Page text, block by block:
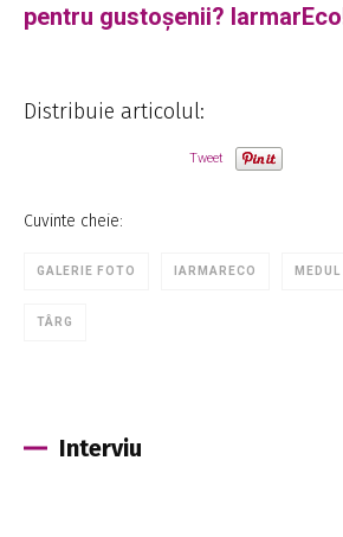
pentru gustoșenii?
Distribuie articolul:
Tweet
Cuvinte cheie:
GALERIE FOTO IARMARECO
TÂRG
Interviu